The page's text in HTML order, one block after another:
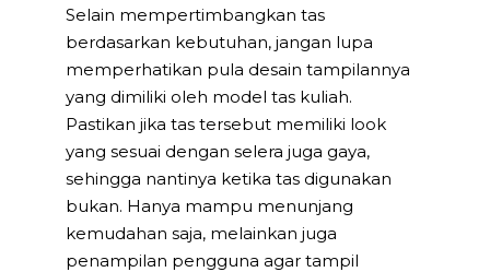
Selain mempertimbangkan tas
berdasarkan kebutuhan, jangan lupa
memperhatikan pula desain tampilannya
yang dimiliki oleh model tas kuliah.
Pastikan jika tas tersebut memiliki look
yang sesuai dengan selera juga gaya,
sehingga nantinya ketika tas digunakan
bukan. Hanya mampu menunjang
kemudahan saja, melainkan juga
penampilan pengguna agar tampil